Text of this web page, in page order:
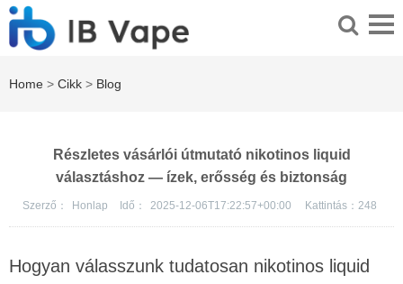
Home > Cikk > Blog
Részletes vásárlói útmutató nikotinos liquid
választáshoz — ízek, erősség és biztonság
Szerző： Honlap Idő： 2025-12-06T17:22:57+00:00 Kattintás： 248
Hogyan válasszunk tudatosan nikotinos liquid